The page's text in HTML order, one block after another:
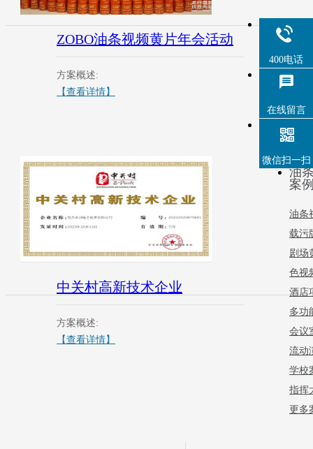
ZOBO油条视频黄片年会活动
方案概述:
【查看详情】
中关村高新技术企业
方案概述:
【查看详情】
油
案
油条
载污
剧场
色视
酒店
多功
会议
流动
学校
指挥
更多
400电话
在线留言
微信扫一扫